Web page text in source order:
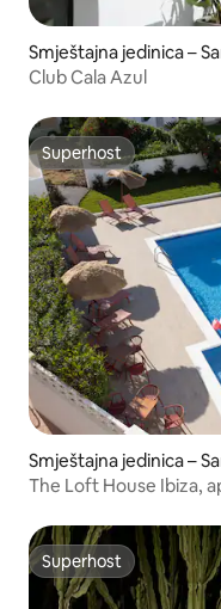
Smještajna jedinica –
Club Cala Azul
Superhost
Superhost
Smještajna jedinica –
The Loft House Ibiza,
Superhost
Superhost